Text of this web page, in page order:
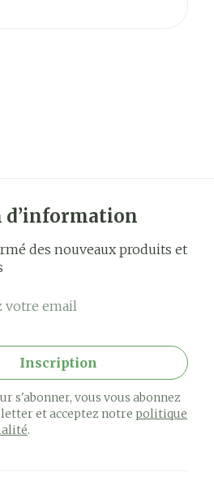
d’information
des nouveaux produits et
Inscription
s'abonner, vous vous abonnez
et acceptez notrepolitique
.